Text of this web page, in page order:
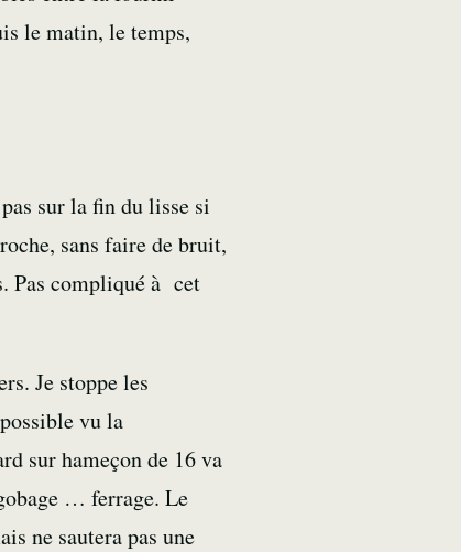
le matin, le temps,
sur la fin du lisse si
sans faire de bruit,
Pas compliqué à cet
Je stoppe les
vu la
sur hameçon de 16 va
… ferrage. Le
ne sautera pas une